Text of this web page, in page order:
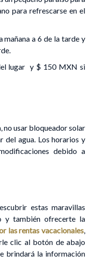
para refrescarse en el
mañana a 6 de la tarde y
lugar y $ 150 MXN si
no usar bloqueador solar
del agua. Los horarios y
debido a
estas maravillas
y también ofrecerte la
las rentas vacacionales,
clic al botón de abajo
brindará la información